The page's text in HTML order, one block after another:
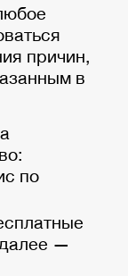
причин,
в
по
—